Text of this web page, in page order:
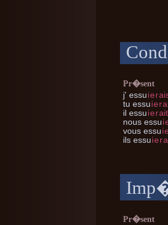
Pr�sent
j' essuier
tu essuier
il essuierait
nous essui
vous essuie
ils essuier
Pr�sent